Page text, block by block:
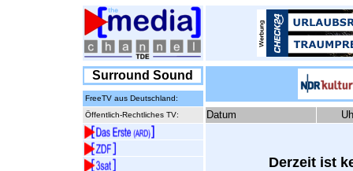
Surround Sound
FreeTV aus Deutschland:
Öffentlich-Rechtliches TV:
Datum
Derzeit ist